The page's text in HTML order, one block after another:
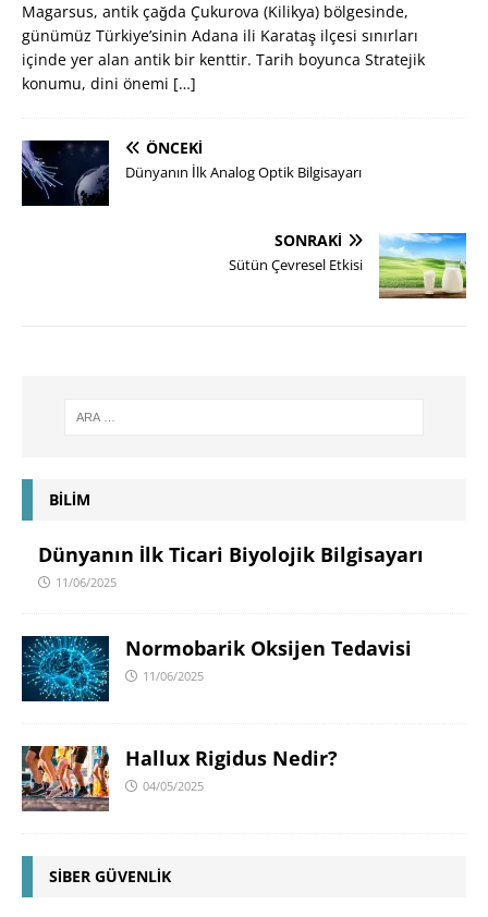
Magarsus, antik çağda Çukurova (Kilikya) bölgesinde,
günümüz Türkiye’sinin Adana ili Karataş ilçesi sınırları
içinde yer alan antik bir kenttir. Tarih boyunca Stratejik
konumu, dini önemi […]
ÖNCEKI
Dünyanın İlk Analog Optik Bilgisayarı
SONRAKI
Sütün Çevresel Etkisi
BİLİM
Dünyanın İlk Ticari Biyolojik Bilgisayarı
11/06/2025
Normobarik Oksijen Tedavisi
11/06/2025
Hallux Rigidus Nedir?
04/05/2025
SİBER GÜVENLİK